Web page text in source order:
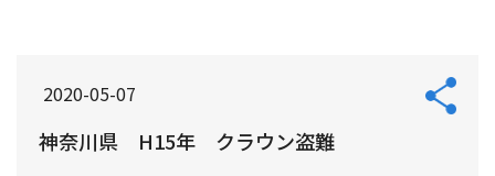
2020-05-07
神奈川県 H15年 クラウン盗難